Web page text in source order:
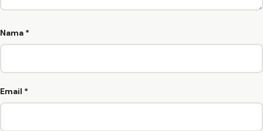
Nama *
Email *